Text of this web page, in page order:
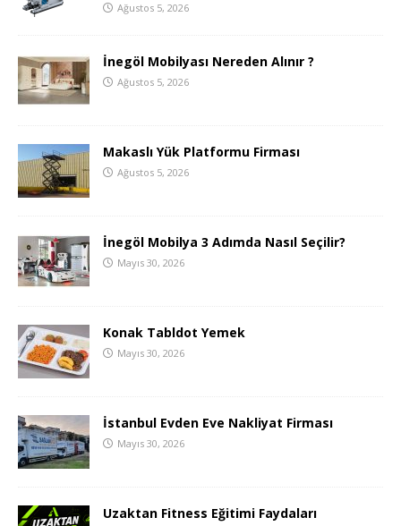
Ağustos 5, 2026
İnegöl Mobilyası Nereden Alınır ?
Ağustos 5, 2026
Makaslı Yük Platformu Firması
Ağustos 5, 2026
İnegöl Mobilya 3 Adımda Nasıl Seçilir?
Mayıs 30, 2026
Konak Tabldot Yemek
Mayıs 30, 2026
İstanbul Evden Eve Nakliyat Firması
Mayıs 30, 2026
Uzaktan Fitness Eğitimi Faydaları